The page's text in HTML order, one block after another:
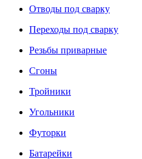
Отводы под сварку
Переходы под сварку
Резьбы приварные
Сгоны
Тройники
Угольники
Футорки
Батарейки